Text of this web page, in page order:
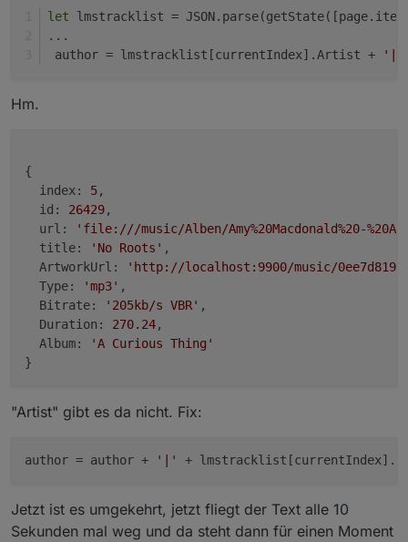
let lmstracklist =
...
author = lmstracklist[currentIndex].Artist +
'|'
Hm.
{
index:
5,
id:
26429,
url:
'file:///music/Alben/Amy%20Macdonald%20-
title:
'No Roots' ,
ArtworkUrl:
'http://localhost:9900/music/
Type:
'mp3' ,
Bitrate:
'205kb/s VBR' ,
Duration:
270.24,
Album:
'A Curious Thing'
"Artist" gibt es da nicht. Fix:
author = author + '|' +
Jetzt ist es umgekehrt, jetzt fliegt der Text alle 10
Sekunden mal weg und da steht dann für einen Moment